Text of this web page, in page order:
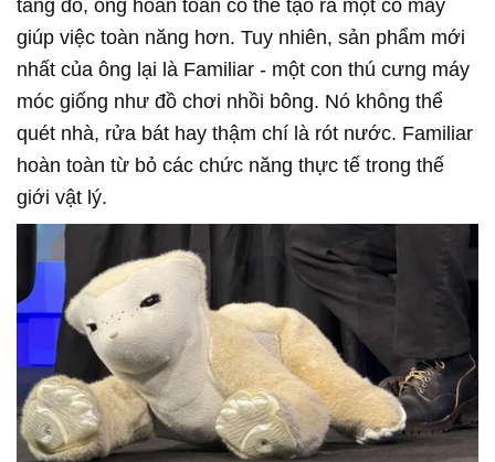
tảng đó, ông hoàn toàn có thể tạo ra một cỗ máy
giúp việc toàn năng hơn. Tuy nhiên, sản phẩm mới
nhất của ông lại là Familiar - một con thú cưng máy
móc giống như đồ chơi nhồi bông. Nó không thể
quét nhà, rửa bát hay thậm chí là rót nước. Familiar
hoàn toàn từ bỏ các chức năng thực tế trong thế
giới vật lý.